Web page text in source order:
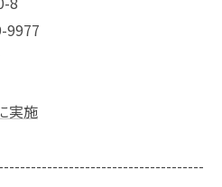
9977
実施